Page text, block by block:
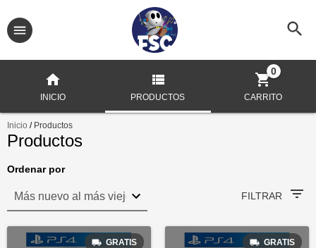
INICIO PRODUCTOS CARRITO
0
Inicio / Productos
Productos
Ordenar por
FILTRAR
GRATIS GRATIS